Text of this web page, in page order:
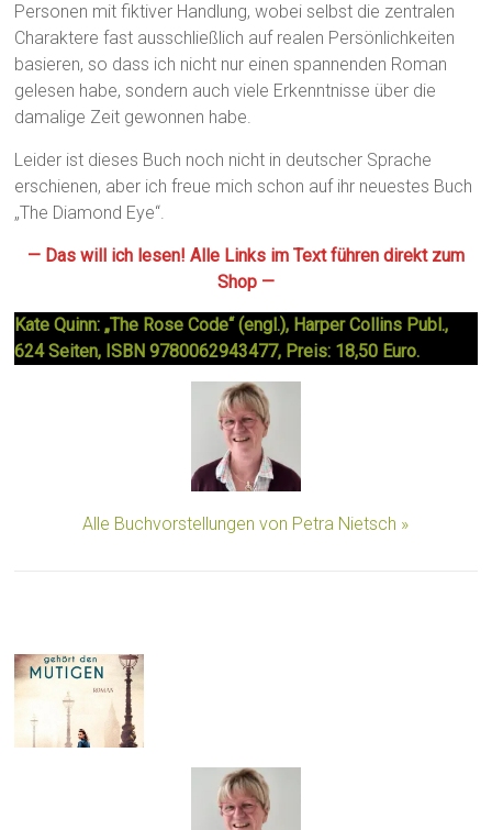
Personen mit fiktiver Handlung, wobei selbst die zentralen
Charaktere fast ausschließlich auf realen Persönlichkeiten
basieren, so dass ich nicht nur einen spannenden Roman
gelesen habe, sondern auch viele Erkenntnisse über die
damalige Zeit gewonnen habe.
Leider ist dieses Buch noch nicht in deutscher Sprache
erschienen, aber ich freue mich schon auf ihr neuestes Buch
„The Diamond Eye“.
— Das will ich lesen! Alle Links im Text führen direkt zum
Shop —
Kate Quinn: „The Rose Code“ (engl.), Harper Collins Publ.,
624 Seiten, ISBN 9780062943477, Preis: 18,50 Euro.
Alle Buchvorstellungen von Petra Nietsch »